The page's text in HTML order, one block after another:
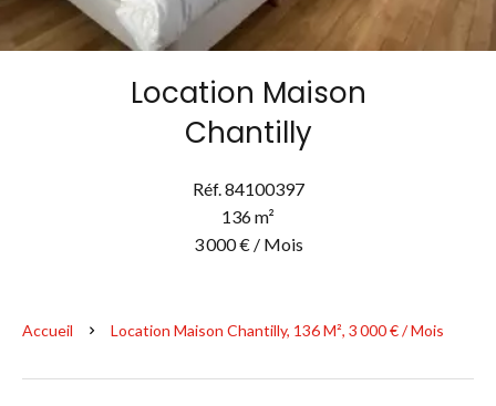
Location Maison
Chantilly
Réf. 84100397
136 m²
3 000 € / Mois
Accueil Location Maison Chantilly, 136 M², 3 000 € / Mois